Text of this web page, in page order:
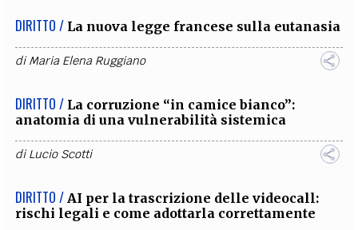
DIRITTO / La nuova legge francese sulla eutanasia
diMaria Elena Ruggiano
DIRITTO / La corruzione “in camice bianco”:
anatomia di una vulnerabilità sistemica
diLucio Scotti
DIRITTO / AI per la trascrizione delle videocall:
rischi legali e come adottarla correttamente